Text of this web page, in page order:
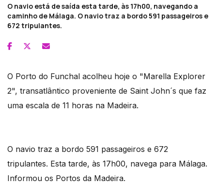
O navio está de saída esta tarde, às 17h00, navegando a
caminho de Málaga. O navio traz a bordo 591 passageiros e
672 tripulantes.
O Porto do Funchal acolheu hoje o "Marella Explorer
2", transatlântico proveniente de Saint John´s que faz
uma escala de 11 horas na Madeira.
O navio traz a bordo 591 passageiros e 672
tripulantes. Esta tarde, às 17h00, navega para Málaga.
Informou os Portos da Madeira.